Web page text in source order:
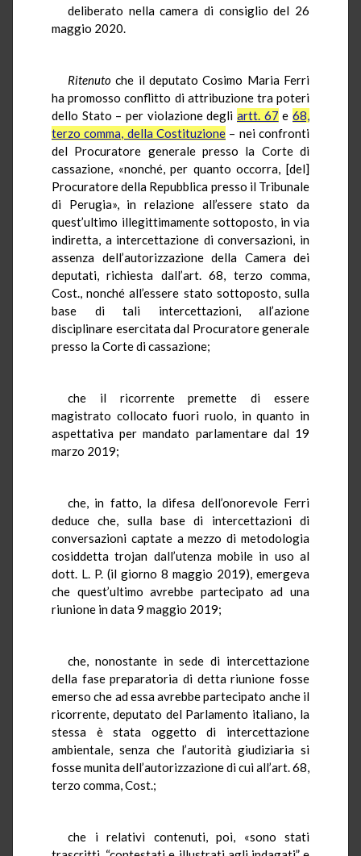
deliberato nella camera di consiglio del 26
maggio 2020.
Ritenutoche il deputato Cosimo Maria Ferri
ha promosso conflitto di attribuzione tra poteri
dello Stato – per violazione degli artt. 67 e68,
terzo comma, della Costituzione – nei confronti
del Procuratore generale presso la Corte di
cassazione, «nonché, per quanto occorra, [del]
Procuratore della Repubblica presso il Tribunale
di Perugia», in relazione all’essere stato da
quest’ultimo illegittimamente sottoposto, in via
indiretta, a intercettazione di conversazioni, in
assenza dell’autorizzazione della Camera dei
deputati, richiesta dall’art. 68, terzo comma,
Cost., nonché all’essere stato sottoposto, sulla
base di tali intercettazioni, all’azione
disciplinare esercitata dal Procuratore generale
presso la Corte di cassazione;
che il ricorrente premette di essere
magistrato collocato fuori ruolo, in quanto in
aspettativa per mandato parlamentare dal 19
marzo 2019;
che, in fatto, la difesa dell’onorevole Ferri
deduce che, sulla base di intercettazioni di
conversazioni captate a mezzo di metodologia
cosiddetta trojan dall’utenza mobile in uso al
dott. L. P. (il giorno 8 maggio 2019), emergeva
che quest’ultimo avrebbe partecipato ad una
riunione in data 9 maggio 2019;
che, nonostante in sede di intercettazione
della fase preparatoria di detta riunione fosse
emerso che ad essa avrebbe partecipato anche il
ricorrente, deputato del Parlamento italiano, la
stessa è stata oggetto di intercettazione
ambientale, senza che l’autorità giudiziaria si
fosse munita dell’autorizzazione di cui all’art. 68,
terzo comma, Cost.;
che i relativi contenuti, poi, «sono stati